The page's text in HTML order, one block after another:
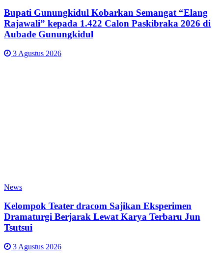
Bupati Gunungkidul Kobarkan Semangat “Elang
Rajawali” kepada 1.422 Calon Paskibraka 2026 di
Aubade Gunungkidul
3 Agustus 2026
News
Kelompok Teater dracom Sajikan Eksperimen
Dramaturgi Berjarak Lewat Karya Terbaru Jun
Tsutsui
3 Agustus 2026